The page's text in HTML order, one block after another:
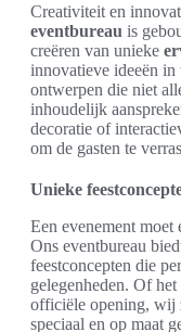
Creativiteit en
eventbureau is
creëren van unieke
innovatieve ideeën in
ontwerpen die niet
inhoudelijk
decoratie of
om de gasten te
Unieke
Een evenement
Ons eventbureau
feestconcepten die
gelegenheden. Of het
officiële opening, wij
speciaal en op maat